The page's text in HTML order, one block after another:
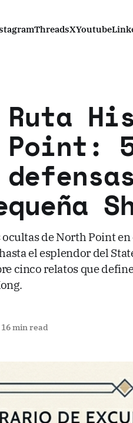
ThreadsXYoutube
Ruta
Point:
de North Point
el esplendor del
cinco relatos que
min read